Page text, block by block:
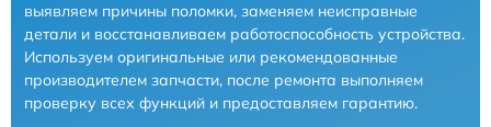
выявляем причины поломки, заменяем неисправные
детали и восстанавливаем работоспособность устройства.
Используем оригинальные или рекомендованные
производителем запчасти, после ремонта выполняем
проверку всех функций и предоставляем гарантию.